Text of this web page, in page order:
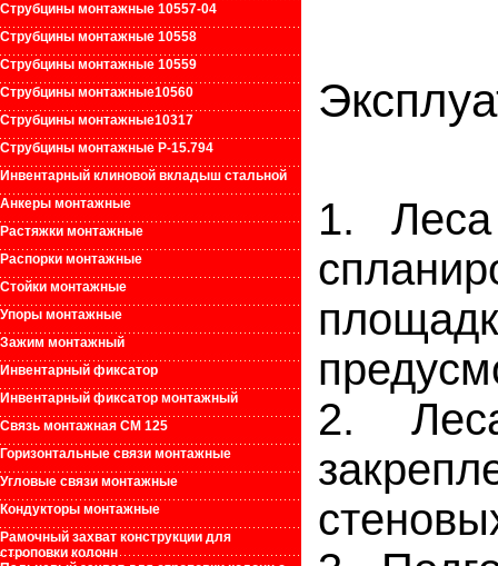
Струбцины монтажные 10557-04
Струбцины монтажные 10558
Струбцины монтажные 10559
Струбцины монтажные10560
Струбцины монтажные10317
Струбцины монтажные Р-15.794
Инвентарный клиновой вкладыш стальной
Анкеры монтажные
Растяжки монтажные
Распорки монтажные
Стойки монтажные
Упоры монтажные
Зажим монтажный
Инвентарный фиксатор
Инвентарный фиксатор монтажный
Связь монтажная СМ 125
Горизонтальные связи монтажные
Угловые связи монтажные
Кондукторы монтажные
Рамочный захват конструкции для
строповки колонн
1.
2.